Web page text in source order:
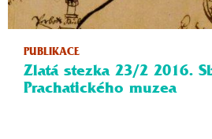
PUBLIKACE
Zlatá stezka 23/2 2016.
Prachatického muzea